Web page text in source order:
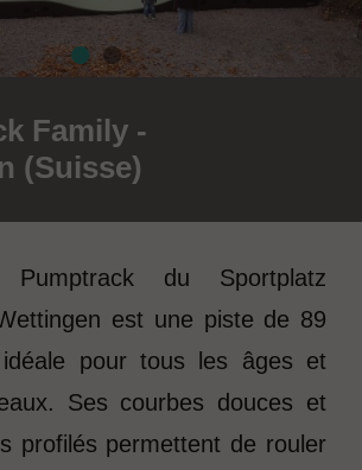
Family -
(Suisse)
du Sportplatz
est une piste de 89
pour tous les âges et
Ses courbes douces et
profilés permettent de rouler